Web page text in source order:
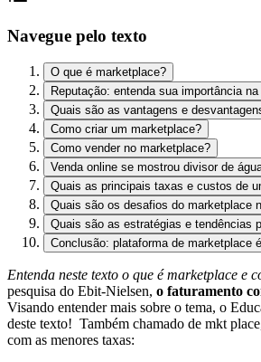
Navegue pelo texto
O que é marketplace?
Reputação: entenda sua importância
Quais são as vantagens e
Como criar um marketplace?
Como vender no marketplace?
Venda online se mostrou divisor de
Quais as principais taxas e custos de
Quais são os desafios do marketplace
Quais são as estratégias e tendências
Conclusão: plataforma de marketplace
Entenda neste texto o que é marketplace e
pesquisa do Ebit-Nielsen, o faturamento
Visando entender mais sobre o tema, o
deste texto! Também chamado de mkt
com as menores taxas: